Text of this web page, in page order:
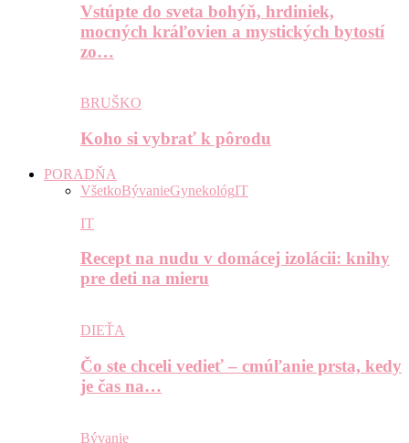
Vstúpte do sveta bohýň, hrdiniek,
mocných kráľovien a mystických bytostí
zo…
BRUŠKO
Koho si vybrať k pôrodu
PORADŇA
VšetkoBývanieGynekológIT
IT
Recept na nudu v domácej izolácii: knihy
pre deti na mieru
DIEŤA
Čo ste chceli vedieť – cmúľanie prsta, kedy
je čas na…
Bývanie